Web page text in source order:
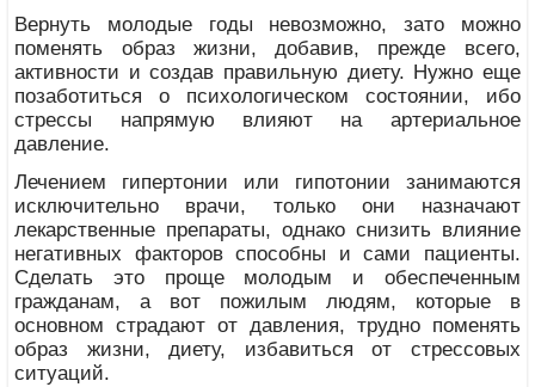
Вернуть молодые годы невозможно, зато можно
поменять образ жизни, добавив, прежде всего,
активности и создав правильную диету. Нужно еще
позаботиться о психологическом состоянии, ибо
стрессы напрямую влияют на артериальное
давление.
Лечением гипертонии или гипотонии занимаются
исключительно врачи, только они назначают
лекарственные препараты, однако снизить влияние
негативных факторов способны и сами пациенты.
Сделать это проще молодым и обеспеченным
гражданам, а вот пожилым людям, которые в
основном страдают от давления, трудно поменять
образ жизни, диету, избавиться от стрессовых
ситуаций.